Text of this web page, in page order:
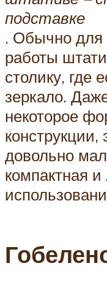
подставке
. Обычно для
работы
столику, где
зеркало.
некоторое
конструкции,
довольно
компактная и